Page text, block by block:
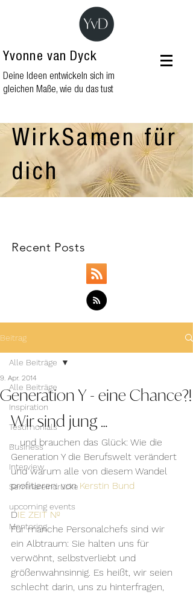
Yvonne van Dyck
Deine Ideen entwickeln sich im
gleichen Maße, wie du das tust
WirkSamen für
dich
Recent Posts
Beitrag
Alle Beiträge
Inspiration
Testimonials
Business
Interview
Seminareindrücke
upcoming events
Mentoring
Alle Beiträge
Generation Y - eine Chance?!
9. Apr. 2014
Wir sind jung …
… und brauchen das Glück: Wie die
Generation Y die Berufswelt verändert
und warum alle von diesem Wandel
profitieren. von Kerstin Bund
DIE ZEIT Nº
Für manche Personalchefs sind wir
ein Albtraum: Sie halten uns für
verwöhnt, selbstverliebt und
größenwahnsinnig. Es heißt, wir seien
schlecht darin, uns zu hinterfragen,